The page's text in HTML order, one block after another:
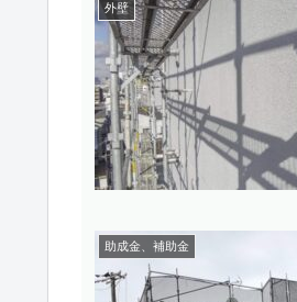
外壁
助成金、補助金